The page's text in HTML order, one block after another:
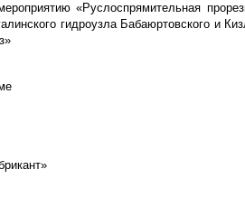
«Руслоспрямительная
гидроузла Бабаюртовского и